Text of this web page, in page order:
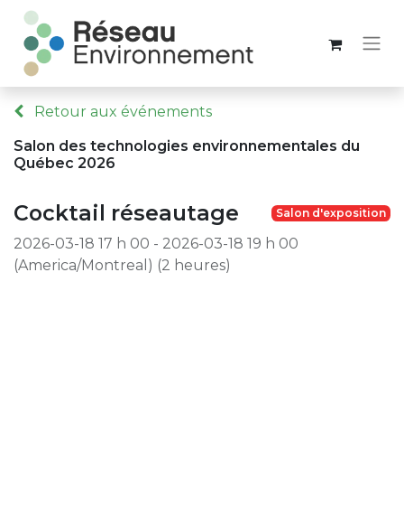
Retour aux événements
Salon des technologies environnementales du
Québec 2026
Cocktail réseautage Salon d'exposition
2026-03-18 17 h 00 - 2026-03-18 19 h 00
(America/Montreal ) (2 heures)